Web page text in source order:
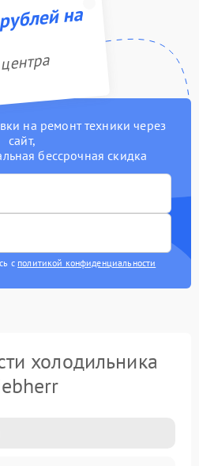
на
на ремонт техники через
сайт,
бессрочная скидка
с политикой конфиденциальности
холодильника